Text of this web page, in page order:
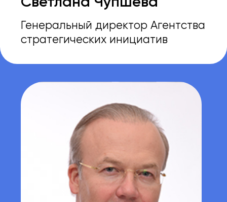
ПО КАРТЕ ЕГО НАЙТИ
НЕТРУДНО: ЧУТЬ БОЛЕЕ СТА
КИЛОМЕТРОВ ОТ
МАГНИТОГОРСКА, 521
УФЫ И НА 173 КИЛОМЕТРА